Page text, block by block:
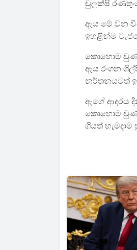
චුලක්ෂි
ඇය මේ වන
ඉහළින්ම
කොහොම වුණත්
ඇය රංගන
නර්තනයටත්
ඇගේ ආදරය
කොහොම
ගියත්